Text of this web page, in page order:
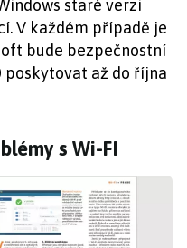
staré verzi
V každém případě je
bude bezpečnostní
poskytovat až do října
s Wi-FI